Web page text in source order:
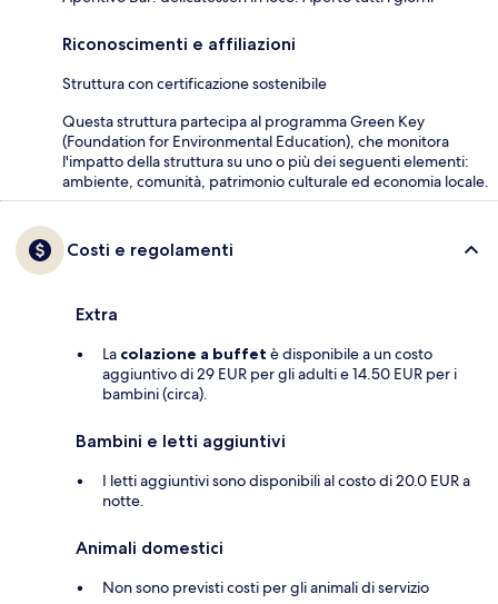
Riconoscimenti e affiliazioni
Struttura con certificazione sostenibile
Questa struttura partecipa al programma Green Key
(Foundation for Environmental Education), che monitora
l'impatto della struttura su uno o più dei seguenti elementi:
ambiente, comunità, patrimonio culturale ed economia locale.
Costi e regolamenti
Extra
La colazione a buffet è disponibile a un costo
aggiuntivo di 29 EUR per gli adulti e 14.50 EUR per i
bambini (circa).
Bambini e letti aggiuntivi
I letti aggiuntivi sono disponibili al costo di 20.0 EUR a
notte.
Animali domestici
Non sono previsti costi per gli animali di servizio